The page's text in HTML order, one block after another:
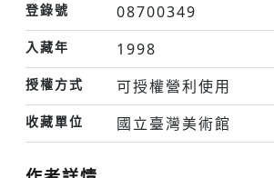
登錄號 08700349
入藏年 1998
授權方式 可授權營利使用
收藏單位 國立臺灣美術館